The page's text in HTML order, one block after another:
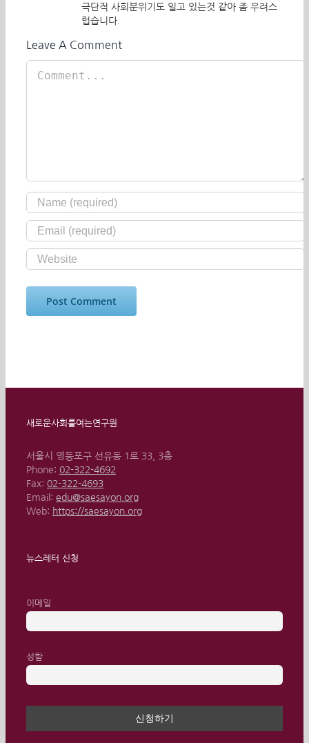
극단적 사회분위기도 일고 있는것 같아 좀 우려스
럽습니다.
Leave A Comment
새로운사회를여는연구원
서울시 영등포구 선유동 1로 33, 3층
Phone: 02-322-4692
Fax: 02-322-4693
Email: edu@saesayon.org
Web: https://saesayon.org
뉴스레터 신청
이메일
성함